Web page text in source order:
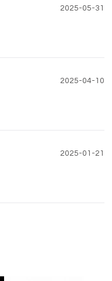
2025-05-31
2025-04-10
2025-01-21